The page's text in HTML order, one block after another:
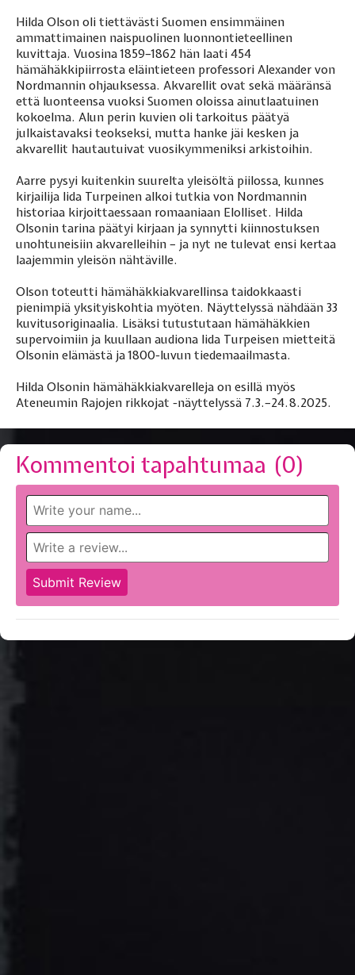
Hilda Olson oli tiettävästi Suomen ensimmäinen
ammattimainen naispuolinen luonnontieteellinen
kuvittaja. Vuosina 1859–1862 hän laati 454
hämähäkkipiirrosta eläintieteen professori Alexander von
Nordmannin ohjauksessa. Akvarellit ovat sekä määränsä
että luonteensa vuoksi Suomen oloissa ainutlaatuinen
kokoelma. Alun perin kuvien oli tarkoitus päätyä
julkaistavaksi teokseksi, mutta hanke jäi kesken ja
akvarellit hautautuivat vuosikymmeniksi arkistoihin.
Aarre pysyi kuitenkin suurelta yleisöltä piilossa, kunnes
kirjailija Iida Turpeinen alkoi tutkia von Nordmannin
historiaa kirjoittaessaan romaaniaan Elolliset. Hilda
Olsonin tarina päätyi kirjaan ja synnytti kiinnostuksen
unohtuneisiin akvarelleihin – ja nyt ne tulevat ensi kertaa
laajemmin yleisön nähtäville.
Olson toteutti hämähäkkiakvarellinsa taidokkaasti
pienimpiä yksityiskohtia myöten. Näyttelyssä nähdään 33
kuvitusoriginaalia. Lisäksi tutustutaan hämähäkkien
supervoimiin ja kuullaan audiona Iida Turpeisen mietteitä
Olsonin elämästä ja 1800-luvun tiedemaailmasta.
Hilda Olsonin hämähäkkiakvarelleja on esillä myös
Ateneumin Rajojen rikkojat -näyttelyssä 7.3.–24.8.2025.
Kommentoi tapahtumaa (0)